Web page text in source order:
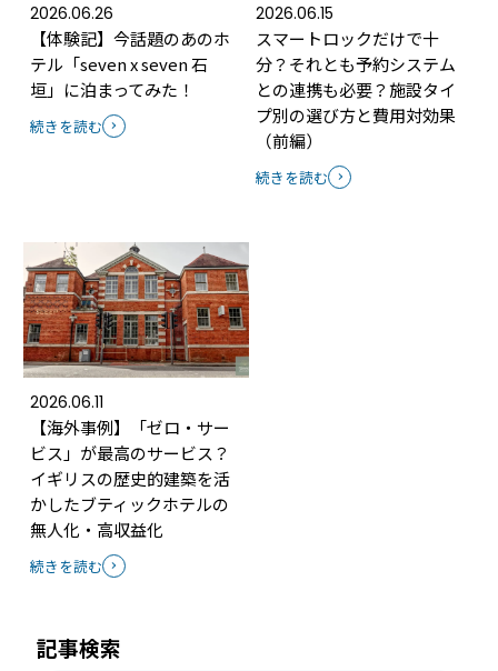
2026.06.26
【体験記】今話題のあのホ
テル「seven x seven 石
垣」に泊まってみた！
続きを読む
2026.06.15
スマートロックだけで十
分？それとも予約システム
との連携も必要？施設タイ
プ別の選び方と費用対効果
（前編）
続きを読む
2026.06.11
【海外事例】「ゼロ・サー
ビス」が最高のサービス？
イギリスの歴史的建築を活
かしたブティックホテルの
無人化・高収益化
続きを読む
記事検索